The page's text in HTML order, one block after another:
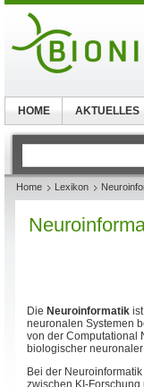
Home Lexikon
Die Neuroinformatik
neuronalen Systemen
von der Computational
biologischer
Bei der
zwischen KI-
HOME AKTUELLES